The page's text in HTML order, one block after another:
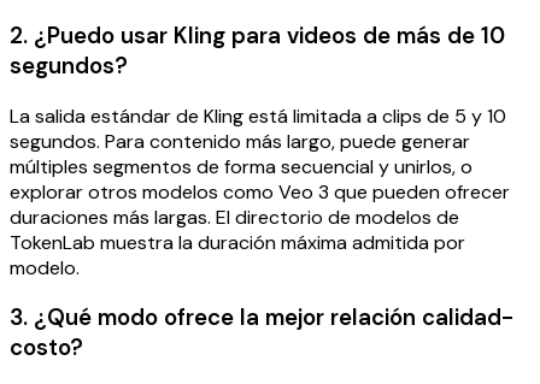
2. ¿Puedo usar Kling para videos de más de 10
segundos?
La salida estándar de Kling está limitada a clips de 5 y 10
segundos. Para contenido más largo, puede generar
múltiples segmentos de forma secuencial y unirlos, o
explorar otros modelos como Veo 3 que pueden ofrecer
duraciones más largas. El directorio de modelos de
TokenLab muestra la duración máxima admitida por
modelo.
3. ¿Qué modo ofrece la mejor relación calidad-
costo?